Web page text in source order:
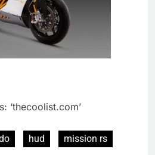
‘thecoolist.com’
hud mission rs